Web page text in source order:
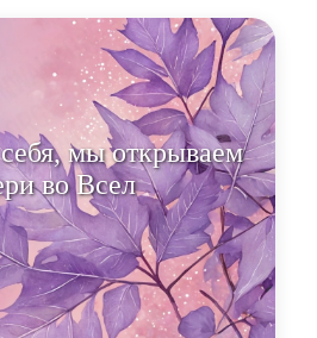
мы открываем
где любовь
витает в